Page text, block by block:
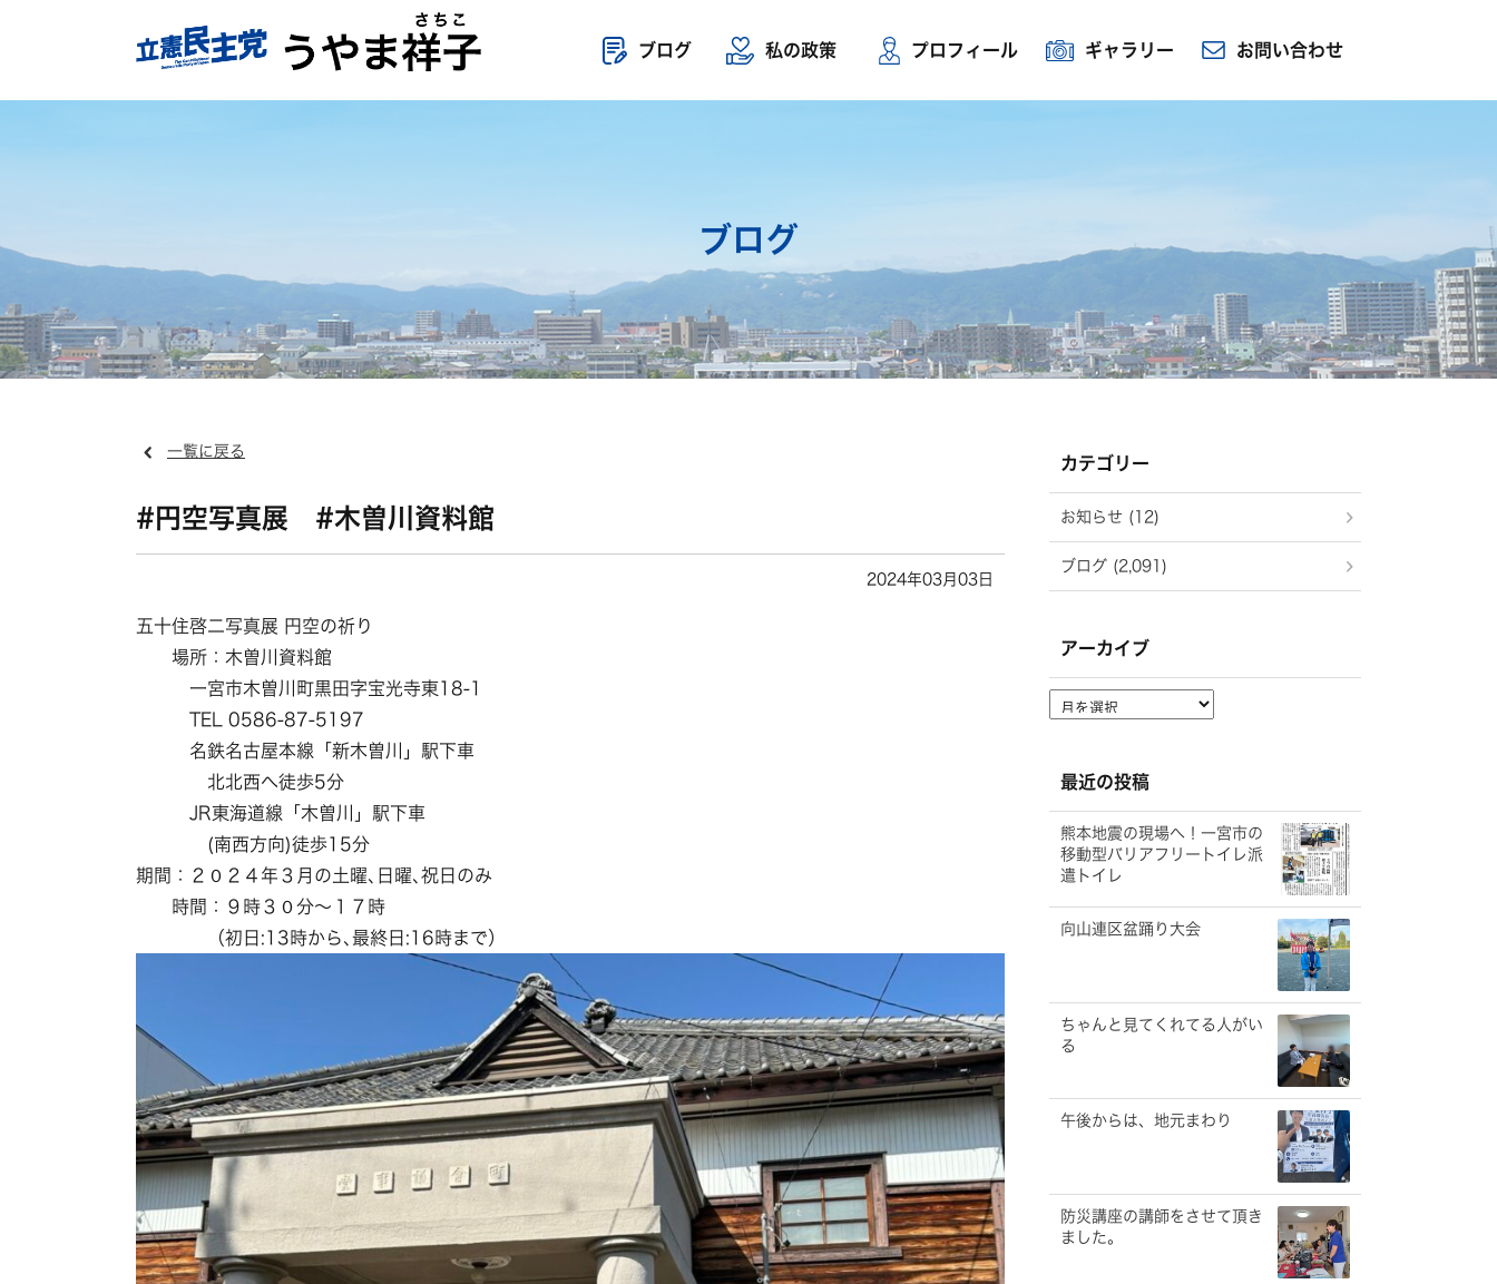
ブログ 私の政策 プロフィール ギャラリー お問い合わせ
ブログ
一覧に戻る
#円空写真展 #木曽川資料館
2024年03月03日
五十住啓二写真展 円空の祈り
場所：木曽川資料館
一宮市木曽川町黒田字宝光寺東18-1
TEL 0586-87-5197
名鉄名古屋本線「新木曽川」駅下車
北北西へ徒歩5分
JR東海道線「木曽川」駅下車
(南西方向)徒歩15分
期間：２０２４年３月の土曜､日曜､祝日のみ
時間：９時３０分～１７時
（初日:13時から､最終日:16時まで）
カテゴリー
お知らせ (12)
ブログ (2,091)
アーカイブ
ア
ー
ブ
最近の投稿
熊本地震の現場へ！一宮市の
移動型バリアフリートイレ派
遣トイレ
向山連区盆踊り大会
ちゃんと見てくれてる人がい
る
午後からは、地元まわり
防災講座の講師をさせて頂き
ました。